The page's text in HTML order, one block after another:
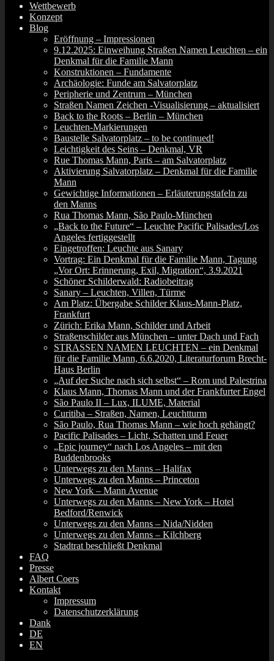
unter­
wegs“
Wettbewerb
Konzept
Blog
Eröffnung – Impressionen
9.12.2025: Einweihung Straßen Namen Leuchten – ein
Denkmal für die Familie Mann
Konstruktionen – Fundamente
Archäologie: Funde am Salvatorplatz
Peripherie und Zentrum – München
Straßen Namen Zeichen ‑Visualisierung – aktualisiert
Back to the Roots – Berlin – München
Leuchten-Markierungen
Baustelle Salvatorplatz – to be continued!
Leichtigkeit des Seins – Denkmal, VR
Rue Thomas Mann, Paris – am Salvatorplatz
Aktivierung Salvatorplatz – Denkmal für die Familie
Mann
Gewichtige Informationen – Erläuterungstafeln zu
den Manns
Rua Thomas Mann, São Paulo-München
„Back to the Future“ – Leuchte Pacific Palisades/Los
Angeles fertiggestellt
Eingetroffen: Leuchte aus Sanary
Vortrag: Ein Denkmal für die Familie Mann, Tagung
„Vor Ort: Erinnerung, Exil, Migration“, 3.9.2021
Schöner Schilderwald: Radiobeitrag
Sanary – Leuchten, Villen, Türme
Am Platz: Übergabe Schilder Klaus-Mann-Platz,
Frankfurt
Zürich: Erika Mann, Schilder und Arbeit
Straßenschilder aus München – unter Dach und Fach
STRASSEN NAMEN LEUCHTEN – ein Denkmal
für die Familie Mann, 6.6.2020, Literaturforum Brecht-
Haus Berlin
„Auf der Suche nach sich selbst“ – Rom und Palestrina
Klaus Mann, Thomas Mann und der Frankfurter Engel
São Paulo II – Lux, ILUME, Material
Curitiba – Straßen, Namen, Leuchtturm
São Paulo, Rua Thomas Mann – wie hoch gehängt?
Pacific Palisades – Licht, Schatten und Feuer
„Epic journey“ nach Los Angeles – mit den
Buddenbrooks
Unterwegs zu den Manns – Halifax
Unterwegs zu den Manns – Princeton
New York – Mann Avenue
Unterwegs zu den Manns – New York – Hotel
Bedford/Renwick
Unterwegs zu den Manns – Nida/Nidden
Unterwegs zu den Manns – Kilchberg
Stadtrat beschließt Denkmal
FAQ
Presse
Albert Coers
Kontakt
Impressum
Datenschutzerklärung
Dank
DE
EN